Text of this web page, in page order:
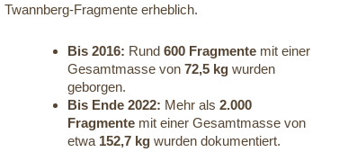
Twannberg-Fragmente erheblich.
Bis 2016: Rund600 Fragmente mit einer
Gesamtmasse von72,5 kg wurden
geborgen.
Bis Ende 2022: Mehr als2.000
Fragmente mit einer Gesamtmasse von
etwa 152,7 kg wurden dokumentiert.